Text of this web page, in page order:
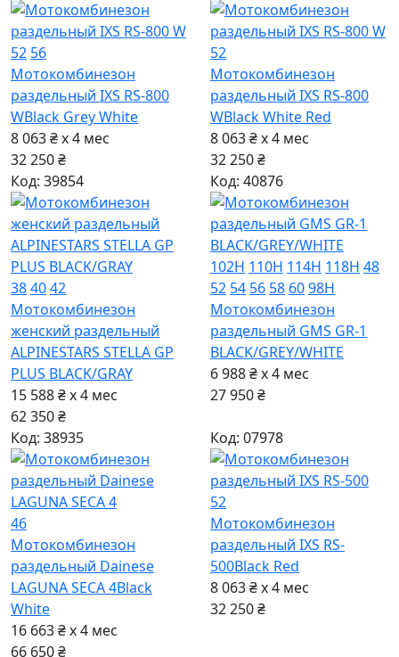
52 56
Мотокомбинезон
раздельный IXS RS-800
WBlack Grey White
8 063 ₴ x 4 мес
32 250 ₴
52
Мотокомбинезон
раздельный IXS RS-800
WBlack White Red
8 063 ₴ x 4 мес
32 250 ₴
Код: 39854
384042
Мотокомбинезон
женский раздельный
ALPINESTARS STELLA GP
PLUS BLACK/GRAY
15 588 ₴ x 4 мес
62 350 ₴
Код: 40876
102H 110H 114H 118H 48
52 54 56 58 6098H
Мотокомбинезон
раздельный GMS GR-1
BLACK/GREY/WHITE
6 988 ₴ x 4 мес
27 950 ₴
Код: 38935
46
Мотокомбинезон
раздельный Dainese
LAGUNA SECA 4Black
White
16 663 ₴ x 4 мес
66 650 ₴
Код: 07978
52
Мотокомбинезон
раздельный IXS RS-
500Black Red
8 063 ₴ x 4 мес
32 250 ₴